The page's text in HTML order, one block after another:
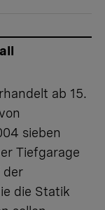
ab 15.
sieben
Tiefgarage
der
die Statik